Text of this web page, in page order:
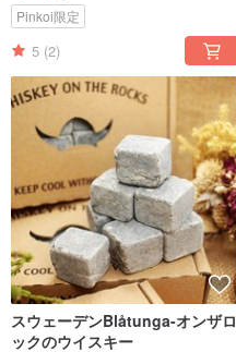
Pinkoi限定
5 (2)
スウェーデンBlåtunga-オンザロ
ックのウイスキー